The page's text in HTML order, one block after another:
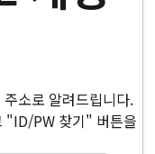
소로 알려드립니다.
"ID/PW 찾기" 버튼을